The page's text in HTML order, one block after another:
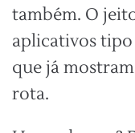
também. O
aplicativos tipo
que já
rota.